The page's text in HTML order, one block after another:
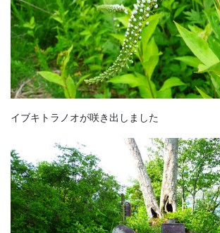
イブキトラノオが咲き出しました